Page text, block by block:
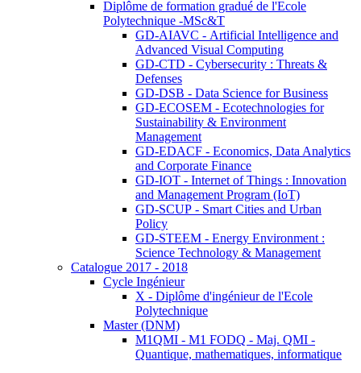
Diplôme de formation gradué de l'Ecole
Polytechnique -MSc&T
GD-AIAVC - Artificial Intelligence and
Advanced Visual Computing
GD-CTD - Cybersecurity : Threats &
Defenses
GD-DSB - Data Science for Business
GD-ECOSEM - Ecotechnologies for
Sustainability & Environment
Management
GD-EDACF - Economics, Data Analytics
and Corporate Finance
GD-IOT - Internet of Things : Innovation
and Management Program (IoT)
GD-SCUP - Smart Cities and Urban
Policy
GD-STEEM - Energy Environment :
Science Technology & Management
Catalogue 2017 - 2018
Cycle Ingénieur
X - Diplôme d'ingénieur de l'Ecole
Polytechnique
Master (DNM)
M1QMI - M1 FODQ - Maj. QMI -
Quantique, mathematiques, informatique